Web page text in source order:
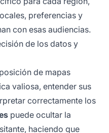
preferencias y
con esas audiencias.
de los datos y
de mapas
valiosa, entender sus
correctamente los
puede ocultar la
haciendo que